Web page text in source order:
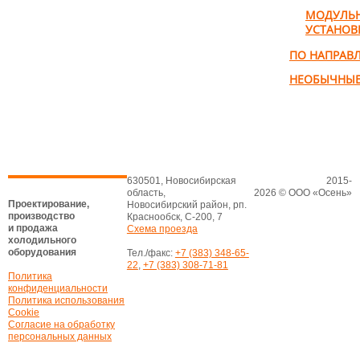
ПО
Проектирование,
производство
и продажа
холодильного
оборудования
Политика
конфиденциальности
Политика использования
Cookie
Согласие на обработку
персональных данных
630501, Новосибирская
область,
Новосибирский район, рп.
Краснообск, С-200, 7
Схема проезда
Тел./факс: +7 (383) 348-65-
22, +7 (383) 308-71-81
2015-
2026 © ООО «Осень»